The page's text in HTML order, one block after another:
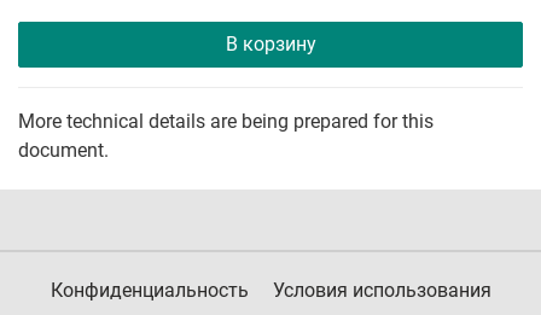
В корзину
More technical details are being prepared for this
document.
Конфиденциальность Условия использования